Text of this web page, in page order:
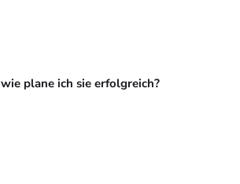
plane ich sie erfolgreich?